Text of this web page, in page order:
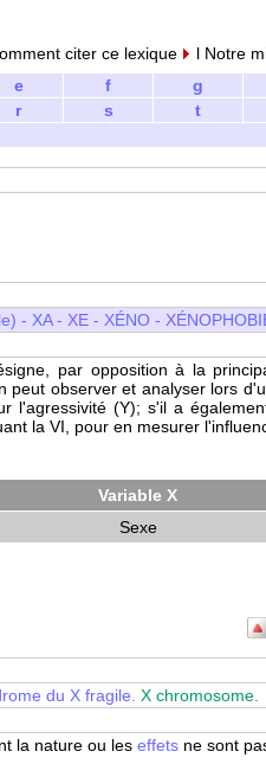
citer ce lexique l Notre
e f g
r s t
- XA- XE - XÉNO -
par opposition à la
peut observer et analyser lors
l'agressivité (Y); s'il a
la VI, pour en mesurer
Variable X
Sexe
du X fragile. X chromosome.
la nature ou les effets ne sont